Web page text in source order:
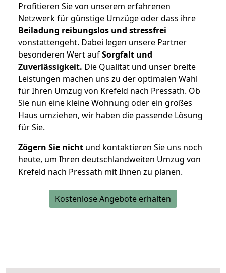
Profitieren Sie von unserem erfahrenen
Netzwerk für günstige Umzüge oder dass ihre
Beiladung reibungslos und stressfrei
vonstattengeht. Dabei legen unsere Partner
besonderen Wert aufSorgfalt und
Zuverlässigkeit. Die Qualität und unser breite
Leistungen machen uns zu der optimalen Wahl
für Ihren Umzug von Krefeld nach Pressath. Ob
Sie nun eine kleine Wohnung oder ein großes
Haus umziehen, wir haben die passende Lösung
für Sie.
Zögern Sie nicht und kontaktieren Sie uns noch
heute, um Ihren deutschlandweiten Umzug von
Krefeld nach Pressath mit Ihnen zu planen.
Kostenlose Angebote erhalten